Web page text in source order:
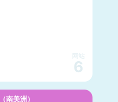
网站
6
南美洲）